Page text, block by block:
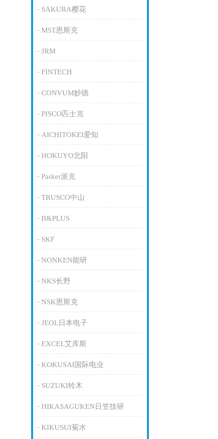
SAKURA樱花
MST恩斯克
JRM
FINTECH
CONVUM妙德
PISCO匹士克
AICHITOKEI爱知
HOKUYO北阳
Parker派克
TRUSCO中山
B&PLUS
SKF
NONKEN能研
NKS长野
NSK恩斯克
JEOL日本电子
EXCEL艾库斯
KOKUSAI国际电业
SUZUKI铃木
HIKASAGUKEN日笠技研
KIKUSUI菊水